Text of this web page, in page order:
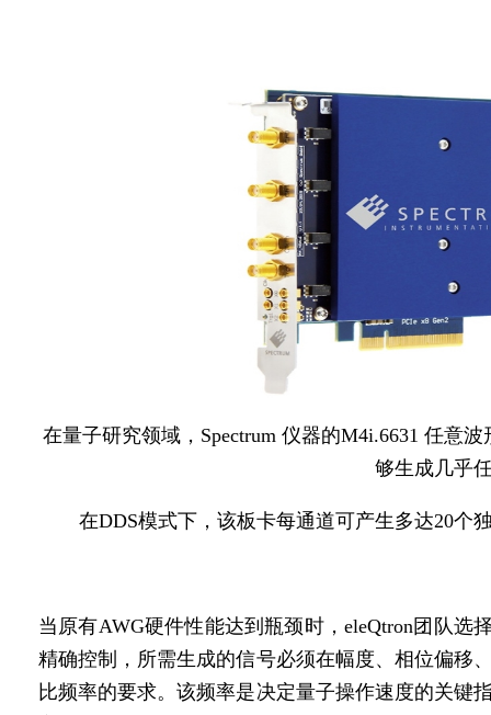
在量子研究领域，Spectrum 仪器的M4i.6631 任意
够生成几乎
在DDS模式下，该板卡每通道可产生多达20个
当原有AWG硬件性能达到瓶颈时，eleQtron团队选
精确控制，所需生成的信号必须在幅度、相位偏移
比频率的要求。该频率是决定量子操作速度的关键